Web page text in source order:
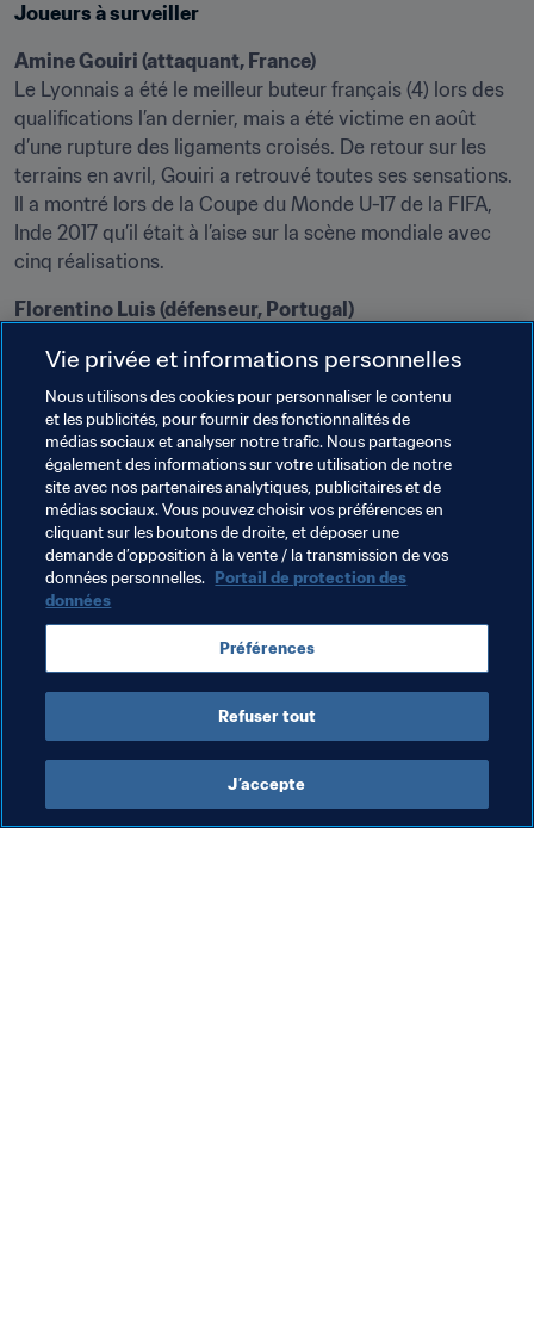
Joueurs à surveiller
Amine Gouiri (attaquant, France)
Le Lyonnais a été le meilleur buteur français (4) lors des
qualifications l’an dernier, mais a été victime en août
d’une rupture des ligaments croisés. De retour sur les
terrains en avril, Gouiri a retrouvé toutes ses sensations.
Il a montré lors de la Coupe du Monde U-17 de la FIFA,
Inde 2017 qu’il était à l’aise sur la scène mondiale avec
cinq réalisations.
Florentino Luis (défenseur, Portugal)
a deux ans en République de Corée lorsque les
Lusitaniens ont éliminé le pays hôte en huitième de finale
de la Coupe du Monde U-20 (1-3). "Ils avaient une équipe
très forte avec un excellent collectif et des bonnes
individualités", se souvient celui dont le vécu sera
certainement précieux pour les champions d’Europe ce
samedi.
Thèmes en lien
Coupe du Monde U-20 de la FIFA, Pologne 2019™
Vie privée et informations personnelles
Nous utilisons des cookies pour personnaliser le contenu
et les publicités, pour fournir des fonctionnalités de
médias sociaux et analyser notre trafic. Nous partageons
également des informations sur votre utilisation de notre
site avec nos partenaires analytiques, publicitaires et de
médias sociaux. Vous pouvez choisir vos préférences en
cliquant sur les boutons de droite, et déposer une
demande d’opposition à la vente / la transmission de vos
données personnelles. Portail de protection des
données
Préférences
Refuser tout
J’accepte